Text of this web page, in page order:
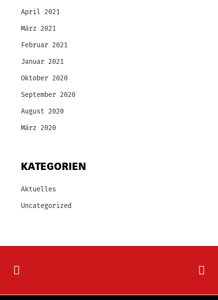
April 2021
März 2021
Februar 2021
Januar 2021
Oktober 2020
September 2020
August 2020
März 2020
KATEGORIEN
Aktuelles
Uncategorized